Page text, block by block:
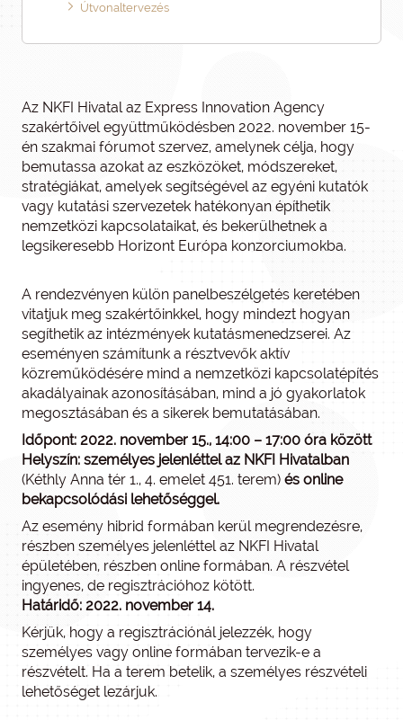
Útvonaltervezés
Az NKFI Hivatal az Express Innovation Agency
szakértőivel együttműködésben 2022. november 15-
én szakmai fórumot szervez, amelynek célja, hogy
bemutassa azokat az eszközöket, módszereket,
stratégiákat, amelyek segítségével az egyéni kutatók
vagy kutatási szervezetek hatékonyan építhetik
nemzetközi kapcsolataikat, és bekerülhetnek a
legsikeresebb Horizont Európa konzorciumokba.
A rendezvényen külön panelbeszélgetés keretében
vitatjuk meg szakértőinkkel, hogy mindezt hogyan
segíthetik az intézmények kutatásmenedzserei. Az
eseményen számítunk a résztvevők aktív
közreműködésére mind a nemzetközi kapcsolatépítés
akadályainak azonosításában, mind a jó gyakorlatok
megosztásában és a sikerek bemutatásában.
Időpont: 2022. november 15., 14:00 – 17:00 óra között
Helyszín: személyes jelenléttel az NKFI Hivatalban
(Kéthly Anna tér 1., 4. emelet 451. terem) és online
bekapcsolódási lehetőséggel.
Az esemény hibrid formában kerül megrendezésre,
részben személyes jelenléttel az NKFI Hivatal
épületében, részben online formában. A részvétel
ingyenes, de regisztrációhoz kötött.
Határidő: 2022. november 14.
Kérjük, hogy a regisztrációnál jelezzék, hogy
személyes vagy online formában tervezik-e a
részvételt. Ha a terem betelik, a személyes részvételi
lehetőséget lezárjuk.